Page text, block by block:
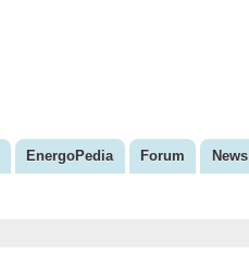
EnergoPedia Forum News